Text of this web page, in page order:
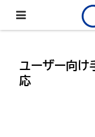
ユーザー向
応